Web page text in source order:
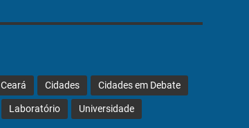
Ceará Cidades Cidades em Debate
Laboratório Universidade